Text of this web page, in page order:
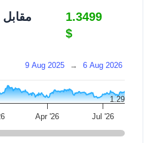
9 Aug 2025 → 6 Aug 2026
Apr '26 Jul '26
1.29
1.3499
$